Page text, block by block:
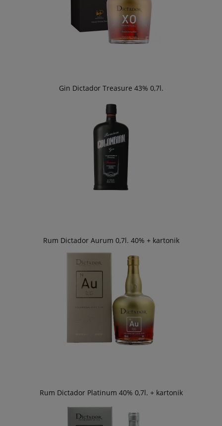
Gin Dictador Treasure 43% 0,7l.
Rum Dictador Aurum 0,7l. 40% + kartonik
Rum Dictador Platinum 40% 0,7l. + kartonik